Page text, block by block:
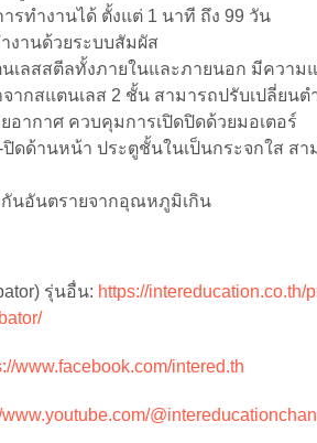
ารทำงานได้ ตั้งแต่ 1 นาที ถึง 99 วัน
งานด้วยระบบสัมผัส
เลสสตีลทั้งภายในและภายนอก มีความ
ากสแตนเลส 2 ชั้น สามารถปรับเปลี่ยนต
อากาศ ควบคุมการเปิดปิดด้วยมอเตอร์
ปิดด้านหน้า ประตูชั้นในเป็นกระจกใส สา
นอันตรายจากอุณหภูมิเกิน
รุ่นอื่น: https://intereducation.co.th/
www.facebook.com/intered.th
www.youtube.com/